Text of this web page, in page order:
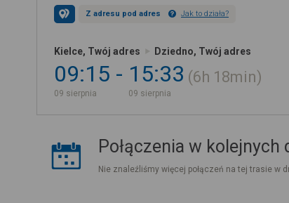
Z adresu pod adres Jak to działa?
Kielce, Twój adres Dziedno, Twój adres
09:15
09 sierpnia
15:33
09 sierpnia
6h 18min
Połączenia w kolejnych
Nie znaleźliśmy więcej połączeń na tej trasie w